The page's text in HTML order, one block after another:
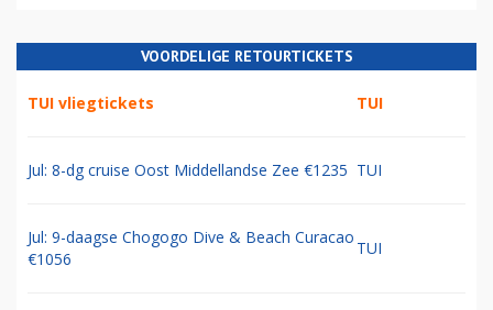
VOORDELIGE RETOURTICKETS
TUI vliegtickets TUI
Jul: 8-dg cruise Oost Middellandse Zee €1235 TUI
Jul: 9-daagse Chogogo Dive & Beach Curacao
€1056
TUI